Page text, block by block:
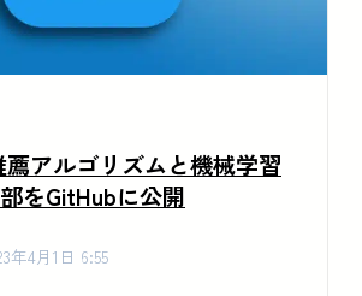
アルゴリズムと機械学習
をGitHubに公開
年4月1日 6:55